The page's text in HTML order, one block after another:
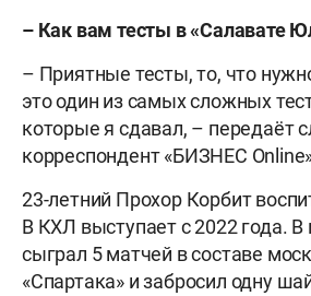
– Как вам тесты в «Салавате
– Приятные тесты, то, что
это один из самых сложных
которые я сдавал, – передаёт
корреспондент «БИЗНЕС
23-летний Прохор Корбит
В КХЛ выступает с 2022 года.
сыграл 5 матчей в составе
«Спартака» и забросил одну